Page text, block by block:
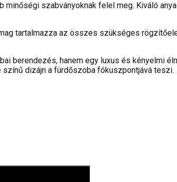
minőségi szabványoknak felel meg. Kiváló
tartalmazza az összes szükséges
berendezés, hanem egy luxus és kényelmi
dizájn a fürdőszoba fókuszpontjává teszi.